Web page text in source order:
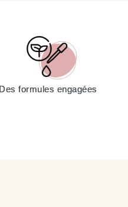
Des formules engagées